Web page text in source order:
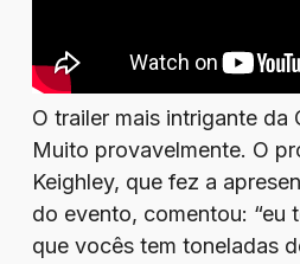
O trailer mais intrigante da
Muito provavelmente. O
Keighley, que fez a
do evento, comentou: “eu
que vocês tem toneladas